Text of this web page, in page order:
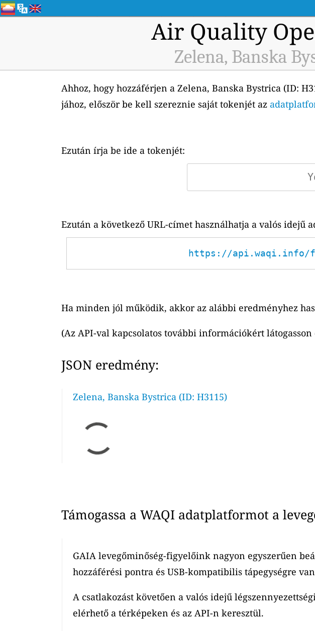
Air Quality
Zelena, Banska
Ahhoz, hogy hozzáférjen a Zelena, Banska Bystrica (ID:
jához, először be kell szereznie saját tokenjét az
Ezután írja be ide a tokenjét:
Ezután a következő URL-címet használhatja a valós idejű
https://api.waqi.info/feed/
Ha minden jól működik, akkor az alábbi eredményhez
(Az API-val kapcsolatos további információkért látogasson
JSON eredmény:
Zelena, Banska Bystrica (ID: H3115)
Támogassa a WAQI adatplatformot a
GAIA levegőminőség-figyelőink nagyon egyszerűen
hozzáférési pontra és USB-kompatibilis tápegységre
A csatlakozást követően a valós idejű
elérhető a térképeken és az API-n keresztül.